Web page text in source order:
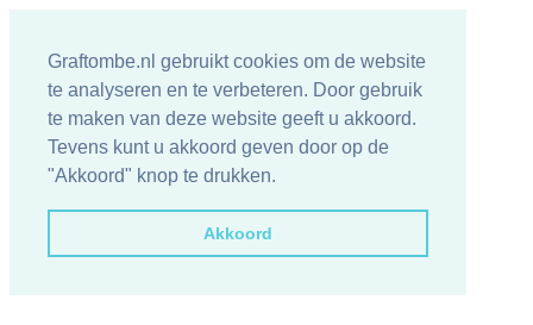
Graftombe.nl gebruikt cookies om de website
te analyseren en te verbeteren. Door gebruik
te maken van deze website geeft u akkoord.
Tevens kunt u akkoord geven door op de
"Akkoord" knop te drukken.
Akkoord